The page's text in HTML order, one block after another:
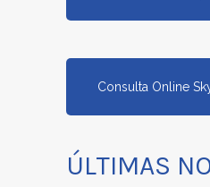
Consulta Online
ÚLTIMAS